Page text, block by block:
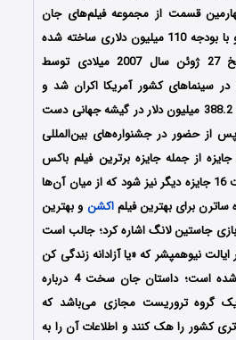
قسمت از مجموعه فیلم‌های جان‌
سخت محسوب می‌شود و با بودجه 110 میلیون دلاری ساخته شده
است، اولین بار در تاریخ 27 ژوئن سال 2007 میلادی توسط
Twentieth Century Fox در سینماهای کشور آمریکا اکران شد و
توانست به فروش تقریبی 388.2 میلیون دلار در گیشه جهانی دست
پس از حضور در جشنواره‌های بین‌المللی
متعدد موفق شد برنده 3 جایزه از جمله جایزه برترین فیلم باکس
آفیس شده و نامزد دریافت 16 جایزه دیگر نیز شود که از میان آن‌ها
اکشن و بهترین
جاستین لانگ اشاره کرد؛ جالب است
ایالت نیوهمپشر که «یا آزادانه زندگی کن
یا بمیر» می‌باشد، گرفته شده‌ است؛ داستان جان سخت 4 درباره
گروه تروریست مجازی می‌باشد که
کشور را هک کنند و اطلاعات آن را به